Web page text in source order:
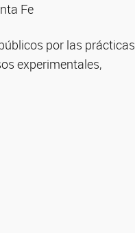
Fe
por las prácticas
experimentales,